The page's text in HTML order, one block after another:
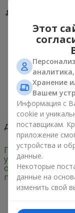
сделать
по
Вашими
думайте о
Дата: 20.02.2015
Подставка для
удобное решение
оформления
пространств
Этот
Хранение
Вашем
Информация с
cookie и
поставщикам.
приложение
устройства и
данные.
Некоторые
данные на
изменить свой